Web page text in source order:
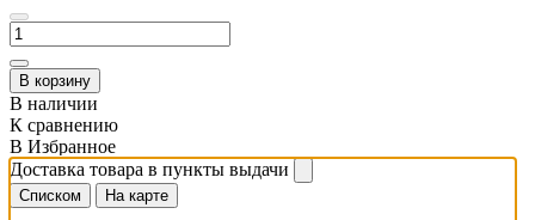
В корзину
В наличии
К сравнению
В Избранное
Доставка товара в пункты выдачи
Списком На карте